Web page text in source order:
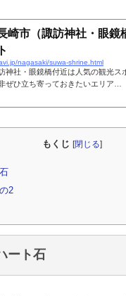
崎市（諏訪神社・眼鏡
nagasaki/suwa-shrine.html
神社・眼鏡橋付近は人気の観光ス
ぜひ立ち寄っておきたいエリア…
もくじ [閉じる]
2
ート石